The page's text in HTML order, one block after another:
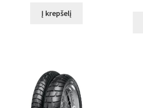
Į krepšelį